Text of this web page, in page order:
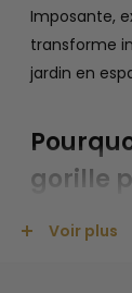
Imposante,
transforme
jardin en
gorille
Le gorille est
Voir plus